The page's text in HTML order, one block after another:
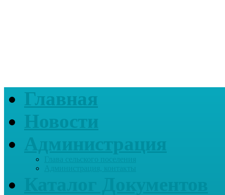
Главная
Новости
Администрация